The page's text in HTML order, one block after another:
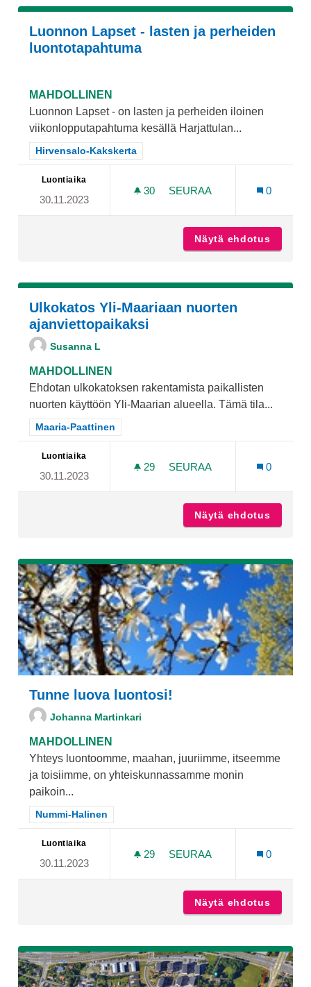
Luonnon Lapset - lasten ja perheiden
luontotapahtuma
MAHDOLLINEN
Luonnon Lapset - on lasten ja perheiden iloinen
viikonlopputapahtuma kesällä Harjattulan...
Rajaa tulokset teeman mukaan: Hirvensalo-Kakskerta
Hirvensalo-Kakskerta
Luontiaika
30.11.2023
30 30 SEURAAJAA
SEURAA
0
Näytä ehdotus
Ulkokatos Yli-Maariaan nuorten
ajanviettopaikaksi
Susanna L
MAHDOLLINEN
Ehdotan ulkokatoksen rakentamista paikallisten
nuorten käyttöön Yli-Maarian alueella. Tämä tila...
Rajaa tulokset teeman mukaan: Maaria-Paattinen
Maaria-Paattinen
Luontiaika
30.11.2023
29 29 SEURAAJAA
SEURAA
0
Näytä ehdotus
Tunne luova luontosi!
Johanna Martinkari
MAHDOLLINEN
Yhteys luontoomme, maahan, juuriimme, itseemme
ja toisiimme, on yhteiskunnassamme monin
paikoin...
Rajaa tulokset teeman mukaan: Nummi-Halinen
Nummi-Halinen
Luontiaika
30.11.2023
29 29 SEURAAJAA
SEURAA
0
Näytä ehdotus